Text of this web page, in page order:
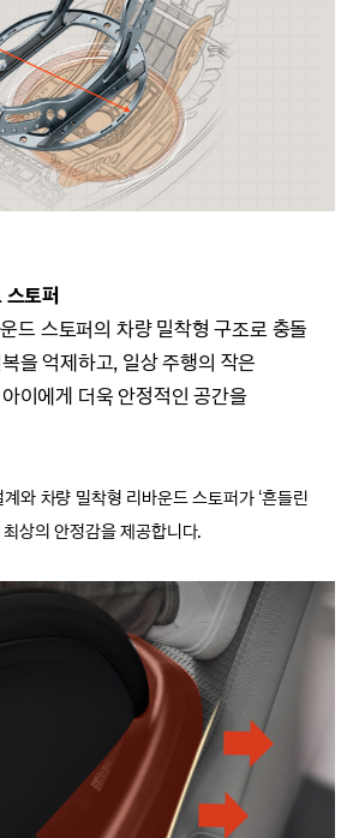
스토퍼
드 스토퍼의 차량 밀착형 구조로 충돌
을 억제하고, 일상 주행의 작은
이에게 더욱 안정적인 공간을
와 차량 밀착형 리바운드 스토퍼가 ‘흔들린
상의 안정감을 제공합니다.